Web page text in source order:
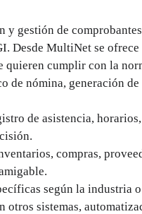
y gestión de
Desde MultiNet se
quieren cumplir con la
de nómina, generación
de asistencia,
compras,
según la industria
sistemas,